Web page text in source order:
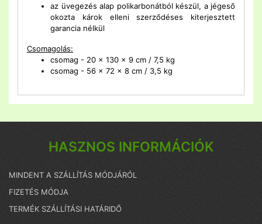
az üvegezés alap polikarbonátból készül, a jégeső
okozta károk elleni szerződéses kiterjesztett
garancia nélkül
Csomagolás:
csomag - 20 x 130 x 9 cm / 7,5 kg
csomag - 56 x 72 x 8 cm / 3,5 kg
HASZNOS INFORMÁCIÓK
MINDENT A SZÁLLÍTÁS MÓDJÁRÓL
FIZETÉS MÓDJA
TERMÉK SZÁLLÍTÁSI HATÁRIDŐ